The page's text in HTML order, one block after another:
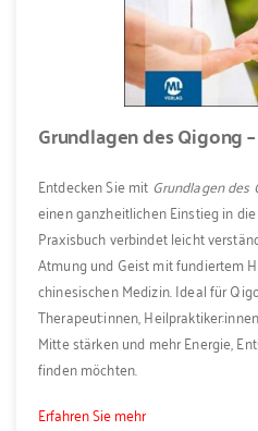
Entdecken Sie mit Grundlagen des
einen ganzheitlichen Einstieg in
Praxisbuch verbindet leicht
Atmung und Geist mit fundiertem
chinesischen Medizin. Ideal für
Therapeut:innen,
Mitte stärken und mehr Energie,
finden möchten.
Erfahren Sie mehr